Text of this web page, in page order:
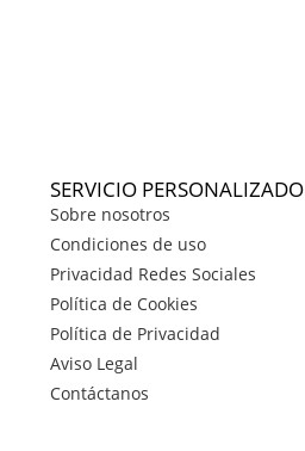
SERVICIO PERSONALIZADO
Sobre nosotros
Condiciones de uso
Privacidad Redes Sociales
Política de Cookies
Política de Privacidad
Aviso Legal
Contáctanos